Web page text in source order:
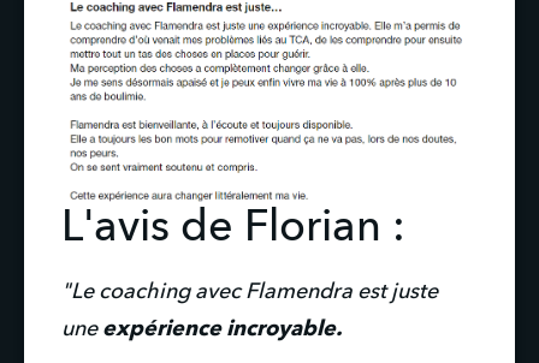
L'avis de Florian :
"Le coaching avec Flamendra est juste
une expérience incroyable.